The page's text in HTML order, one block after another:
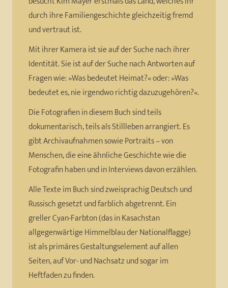
durch ihre Familiengeschichte gleichzeitig fremd
und vertraut ist.
Mit ihrer Kamera ist sie auf der Suche nach ihrer
Identität. Sie ist auf der Suche nach Antworten auf
Fragen wie: »Was bedeutet Heimat?« oder: »Was
bedeutet es, nie irgendwo richtig dazuzugehören?«.
Die Fotografien in diesem Buch sind teils
dokumentarisch, teils als Stillleben arrangiert. Es
gibt Archivaufnahmen sowie Portraits – von
Menschen, die eine ähnliche Geschichte wie die
Fotografin haben und in Interviews davon erzählen.
Alle Texte im Buch sind zweisprachig Deutsch und
Russisch gesetzt und farblich abgetrennt. Ein
greller Cyan-Farbton (das in Kasachstan
allgegenwärtige Himmelblau der Nationalflagge)
ist als primäres Gestaltungselement auf allen
Seiten, auf Vor- und Nachsatz und sogar im
Heftfaden zu finden.